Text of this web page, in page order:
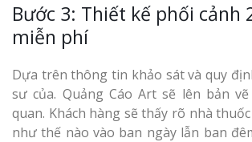
Bước 3: Thiết kế phối cảnh
miễn phí
Dựa trên thông tin khảo sát và quy
sư của. Quảng Cáo Art sẽ lên bản
quan. Khách hàng sẽ thấy rõ nhà
như thế nào vào ban ngày lẫn ban